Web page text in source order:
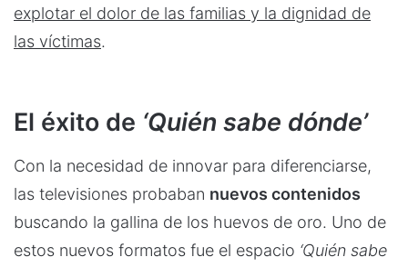
explotar el dolor de las familias y la dignidad de
las víctimas.
El éxito de ‘Quién sabe dónde’
Con la necesidad de innovar para diferenciarse,
las televisiones probaban nuevos contenidos
buscando la gallina de los huevos de oro. Uno de
estos nuevos formatos fue el espacio ‘Quién sabe